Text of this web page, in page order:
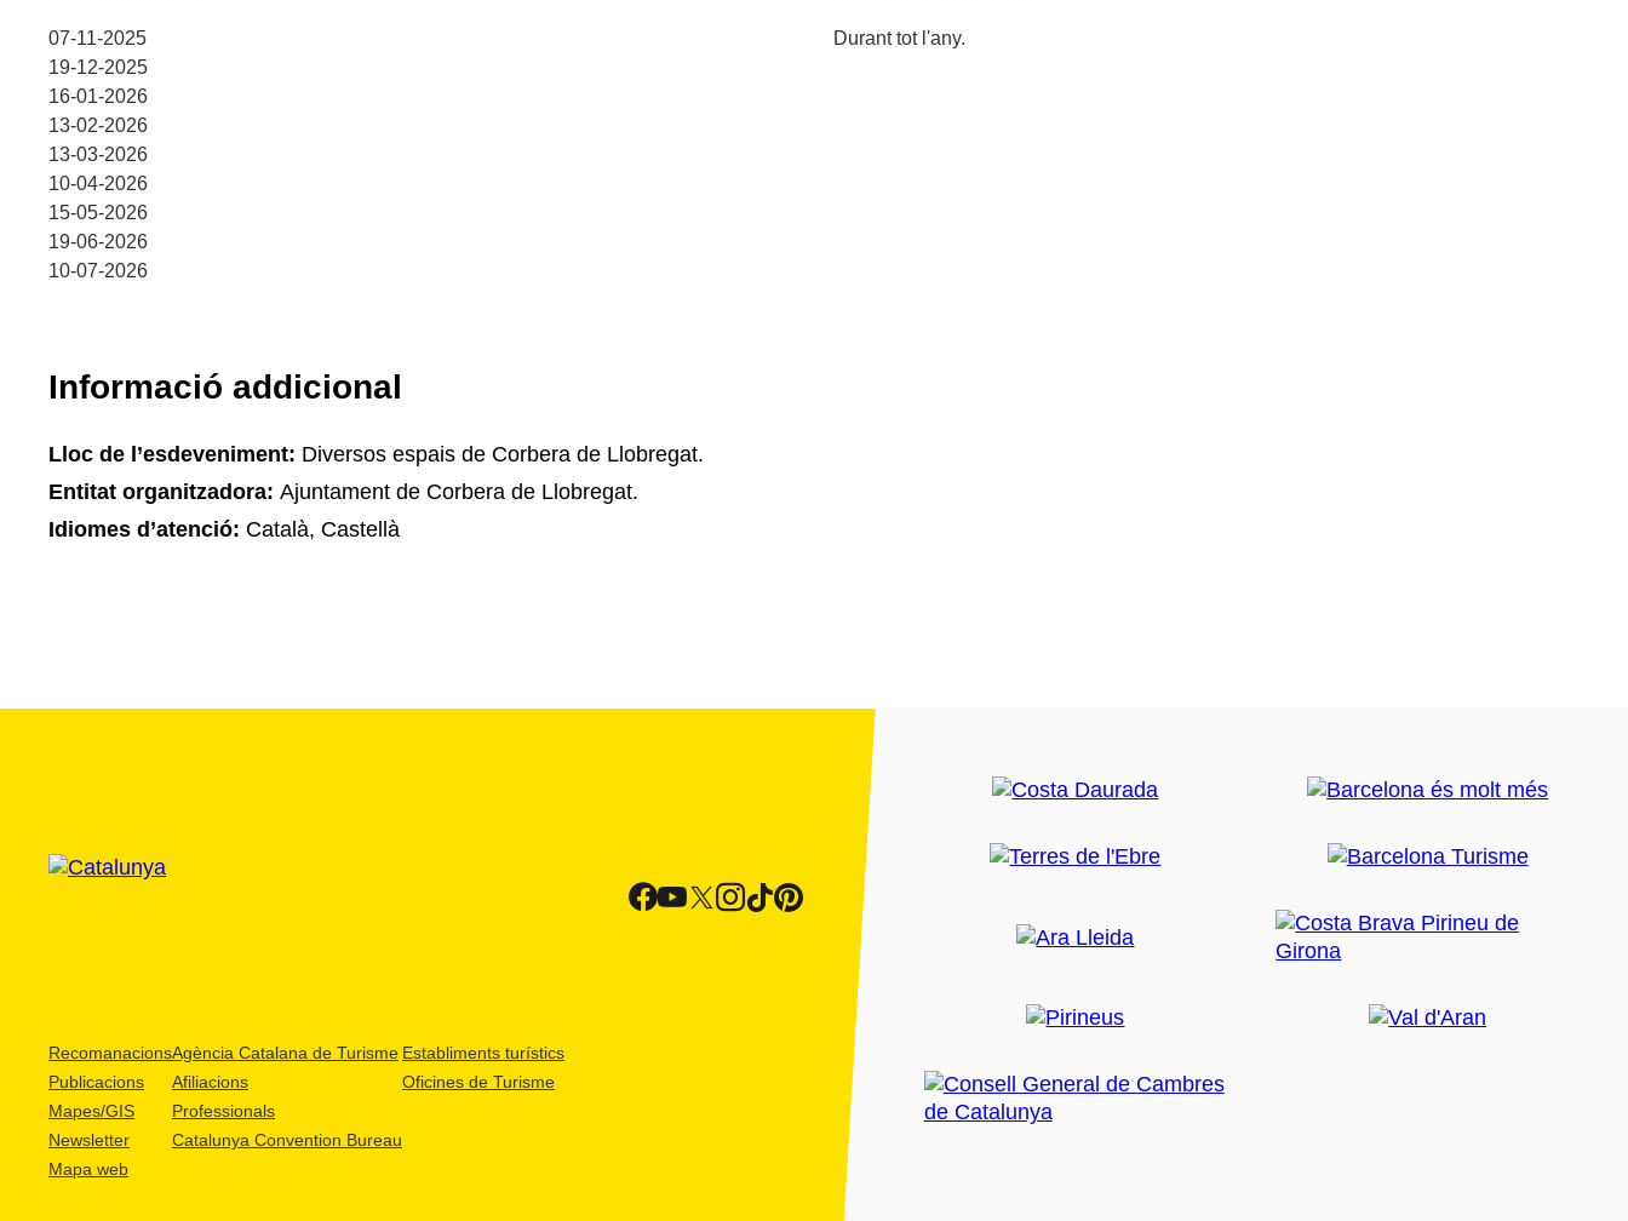
07-11-2025
19-12-2025
16-01-2026
13-02-2026
13-03-2026
10-04-2026
15-05-2026
19-06-2026
10-07-2026
Durant tot l'any.
Informació addicional
Lloc de l’esdeveniment: Diversos espais de Corbera de Llobregat.
Entitat organitzadora: Ajuntament de Corbera de Llobregat.
Idiomes d’atenció: Català, Castellà
Recomanacions
Publicacions
Mapes/GIS
Newsletter
Mapa web
Agència Catalana de Turisme
Afiliacions
Professionals
Catalunya Convention Bureau
Establiments turístics
Oficines de Turisme